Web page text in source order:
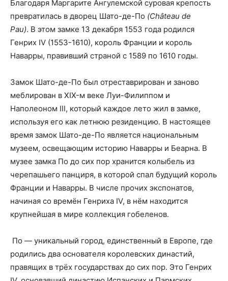
Благодаря Маргарите Ангулемской суровая крепость
превратилась в дворец Шато-де-По (Château de
Pau). В этом замке 13 декабря 1553 года родился
Генрих IV (1553-1610), король Франции и король
Наварры, правивший страной с 1589 по 1610 годы.
Замок Шато-де-По был отреставрирован и заново
меблирован в XIX-м веке Луи-Филиппом и
Наполеоном III, который каждое лето жил в замке,
используя его как летнюю резиденцию. В настоящее
время замок Шато-де-По является национальным
музеем, освещающим историю Наварры и Беарна. В
музее замка По до сих пор хранится колыбель из
черепашьего панциря, в которой спал будущий король
Франции и Наварры. В числе прочих экспонатов,
начиная со времён Генриха IV, в нём находится
крупнейшая в мире коллекция гобеленов.
По — уникальный город, единственный в Европе, где
родились два основателя королевских династий,
правящих в трёх государствах до сих пор. Это Генрих